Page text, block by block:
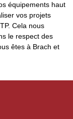
équipements haut
vos projets
Cela nous
le respect des
êtes à Brach et